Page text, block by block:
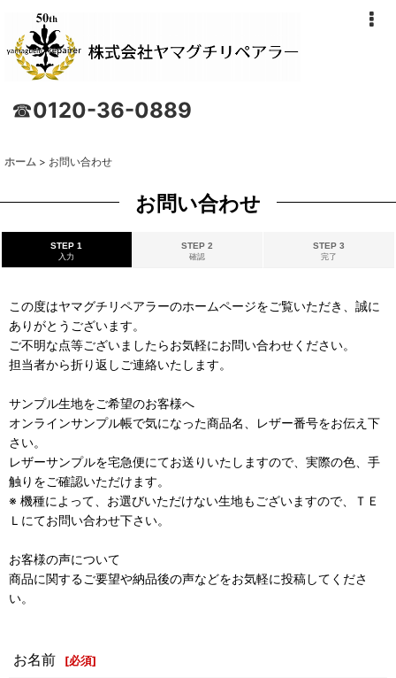
☎0120-36-0889
ホーム > お問い合わせ
お問い合わせ
STEP 1
入力
STEP 2
確認
STEP 3
完了
この度はヤマグチリペアラーのホームページをご覧いただき、誠に
ありがとうございます。
ご不明な点等ございましたらお気軽にお問い合わせください。
担当者から折り返しご連絡いたします。
サンプル生地をご希望のお客様へ
オンラインサンプル帳で気になった商品名、レザー番号をお伝え下
さい。
レザーサンプルを宅急便にてお送りいたしますので、実際の色、手
触りをご確認いただけます。
※ 機種によって、お選びいただけない生地もございますので、ＴＥ
Ｌにてお問い合わせ下さい。
お客様の声について
商品に関するご要望や納品後の声などをお気軽に投稿してくださ
い。
お名前 [必須]